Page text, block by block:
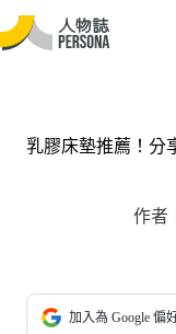
乳膠床墊推薦！分
作者
加入為 Google 偏